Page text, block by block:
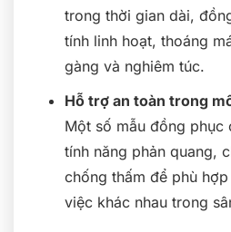
trong thời gian dài,
tính linh hoạt, thoáng
gàng và nghiêm túc.
Hỗ trợ an toàn trong
Một số mẫu đồng
tính năng phản quang,
chống thấm để phù
việc khác nhau trong